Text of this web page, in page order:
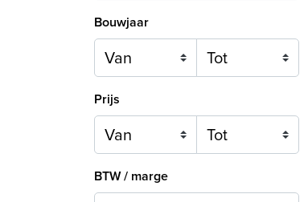
Bouwjaar
Prijs
BTW / marge